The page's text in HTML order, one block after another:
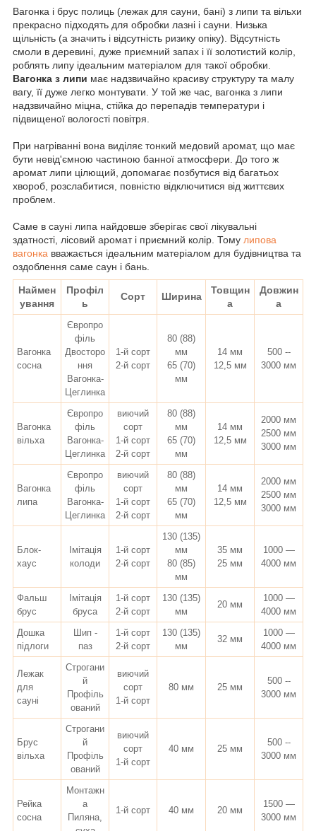
Вагонка і брус полиць (лежак для сауни, бані) з липи та вільхи
прекрасно підходять для обробки лазні і сауни. Низька
щільність (а значить і відсутність ризику опіку). Відсутність
смоли в деревині, дуже приємний запах і її золотистий колір,
роблять липу ідеальним матеріалом для такої обробки.
Вагонка з липи має надзвичайно красиву структуру та малу
вагу, її дуже легко монтувати. У той же час, вагонка з липи
надзвичайно міцна, стійка до перепадів температури і
підвищеної вологості повітря.
При нагріванні вона виділяє тонкий медовий аромат, що має
бути невід'ємною частиною банної атмосфери. До того ж
аромат липи цілющий, допомагає позбутися від багатьох
хвороб, розслабитися, повністю відключитися від життєвих
проблем.
Саме в сауні липа найдовше зберігає свої лікувальні
здатності, лісовий аромат і приємний колір. Тому липова
вагонка вважається ідеальним матеріалом для будівництва та
оздоблення саме саун і бань.
Наймен
ування
Профіл
ь
Сорт Ширина
Товщин
а
Довжин
а
Вагонка
сосна
Європро
філь
Двосторо
ння
Вагонка-
Цеглинка
1-й сорт
2-й сорт
80 (88)
мм
65 (70)
мм
14 мм
12,5 мм
500 --
3000 мм
Вагонка
вільха
Європро
філь
Вагонка-
Цеглинка
виючий
сорт
1-й сорт
2-й сорт
80 (88)
мм
65 (70)
мм
14 мм
12,5 мм
2000 мм
2500 мм
3000 мм
Вагонка
липа
Європро
філь
Вагонка-
Цеглинка
виючий
сорт
1-й сорт
2-й сорт
80 (88)
мм
65 (70)
мм
14 мм
12,5 мм
2000 мм
2500 мм
3000 мм
Блок-
хаус
Імітація
колоди
1-й сорт
2-й сорт
130 (135)
мм
80 (85)
мм
35 мм
25 мм
1000 —
4000 мм
Фальш
брус
Імітація
бруса
1-й сорт
2-й сорт
130 (135)
мм
20 мм
1000 —
4000 мм
Дошка
підлоги
Шип -
паз
1-й сорт
2-й сорт
130 (135)
мм
32 мм
1000 —
4000 мм
Лежак
для
сауні
Строгани
й
Профіль
ований
виючий
сорт
1-й сорт
80 мм 25 мм
500 --
3000 мм
Брус
вільха
Строгани
й
Профіль
ований
виючий
сорт
1-й сорт
40 мм 25 мм
500 --
3000 мм
Рейка
сосна
Монтажн
а
Пиляна,
1-й сорт 40 мм 20 мм
1500 —
3000 мм